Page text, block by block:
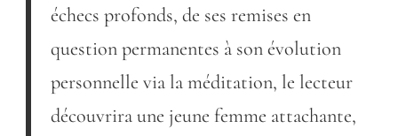
échecs profonds, de ses remises en
question permanentes à son évolution
personnelle via la méditation, le lecteur
découvrira une jeune femme attachante,